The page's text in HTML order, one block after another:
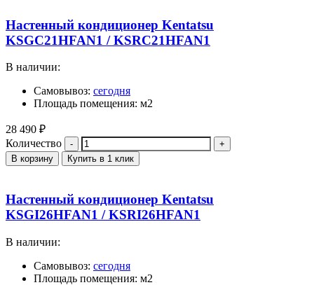
Настенный кондиционер Kentatsu
KSGC21HFAN1 / KSRC21HFAN1
В наличии:
Самовывоз: сегодня
Площадь помещения: м2
28 490 ₽
Количество
В корзину Купить в 1 клик
Настенный кондиционер Kentatsu
KSGI26HFAN1 / KSRI26HFAN1
В наличии:
Самовывоз: сегодня
Площадь помещения: м2